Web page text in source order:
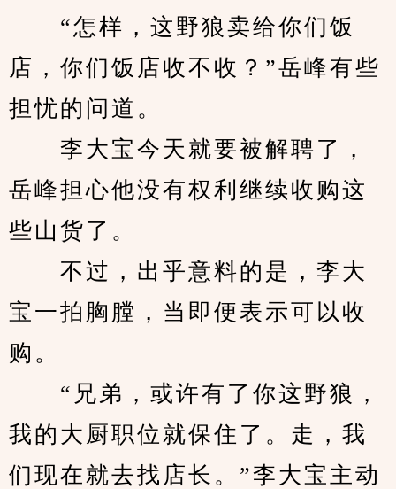
“怎样，这野狼卖给你们饭
店，你们饭店收不收？”岳峰有些
担忧的问道。
李大宝今天就要被解聘了，
岳峰担心他没有权利继续收购这
些山货了。
不过，出乎意料的是，李大
宝一拍胸膛，当即便表示可以收
购。
“兄弟，或许有了你这野狼，
我的大厨职位就保住了。走，我
们现在就去找店长。”李大宝主动